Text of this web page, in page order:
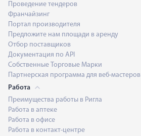
Проведение тендеров
Франчайзинг
Портал производителя
Предложите нам площади в аренду
Отбор поставщиков
Документация по API
Собственные Торговые Марки
Партнерская программа для веб-мастеров
Работа
Преимущества работы в Ригла
Работа в аптеке
Работа в офисе
Работа в контакт-центре